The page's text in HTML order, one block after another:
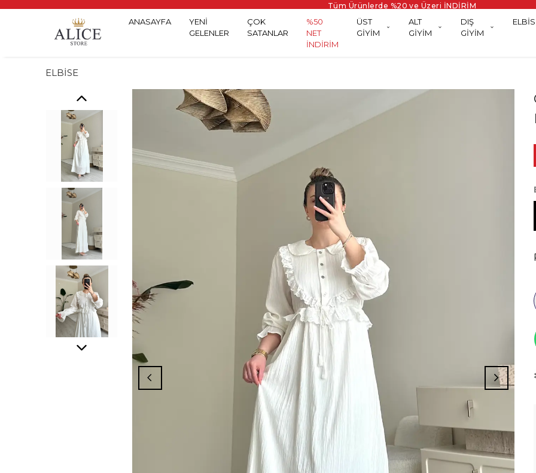
Tüm Ürünlerde %20 ve Üzeri İNDİRİM
ANASAYFA
YENİ
GELENLER
ÇOK
SATANLAR
%50
NET
İNDİRİM
ÜST
GİYİM
ALT
GİYİM
DIŞ
GİYİM
ELBİSE